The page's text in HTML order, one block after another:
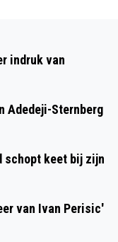
indruk van
Adedeji-Sternberg
schopt keet bij zijn
van Ivan Perisic'